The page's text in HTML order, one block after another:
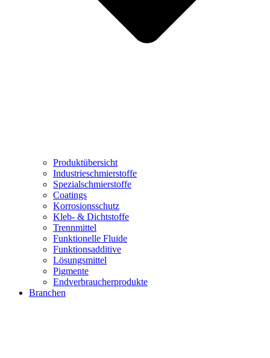
Produktübersicht
Industrieschmierstoffe
Spezialschmierstoffe
Coatings
Korrosionsschutz
Kleb- & Dichtstoffe
Trennmittel
Funktionelle Fluide
Funktionsadditive
Lösungsmittel
Pigmente
Endverbraucherprodukte
Branchen